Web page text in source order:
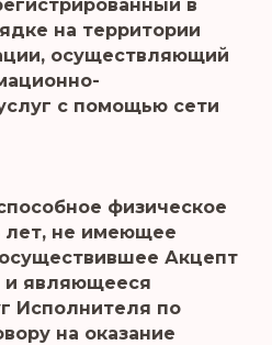
в
на территории
осуществляющий
с помощью сети
физическое
лет, не имеющее
Акцепт
являющееся
Исполнителя по
на оказание